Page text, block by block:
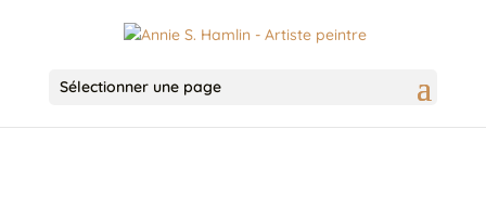
Sélectionner une page